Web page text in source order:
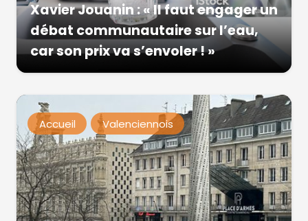
Xavier Jouanin : « Il faut engager un
débat communautaire sur l’eau,
car son prix va s’envoler ! »
Accueil Valenciennois